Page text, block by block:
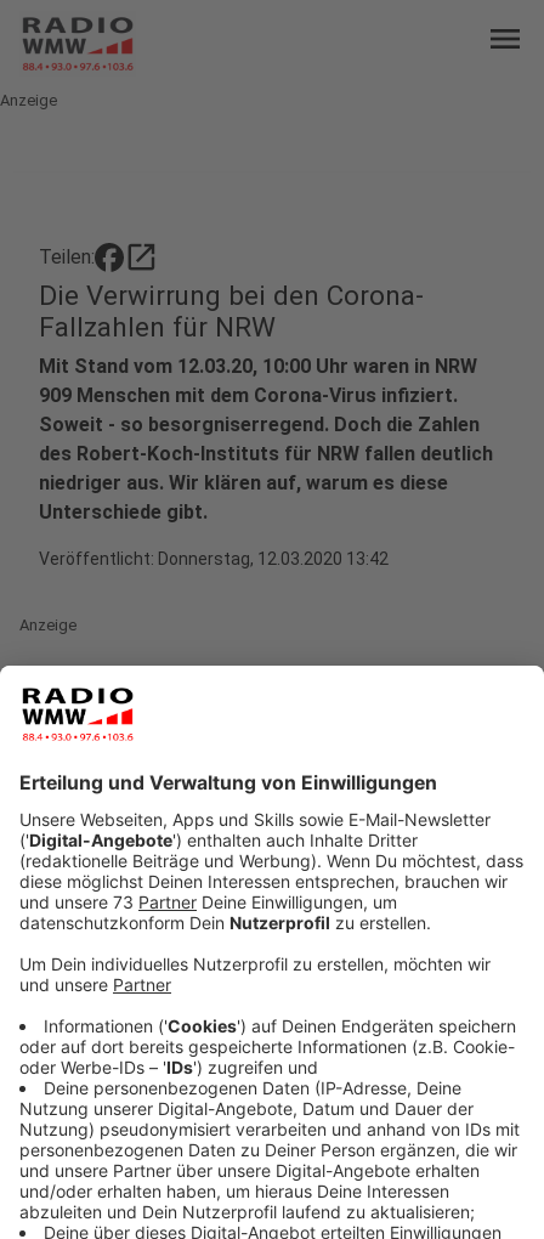
menu
Anzeige
Teilen: open_in_new
Die Verwirrung bei den Corona-
Fallzahlen für NRW
Mit Stand vom 12.03.20, 10:00 Uhr waren in NRW
909 Menschen mit dem Corona-Virus infiziert.
Soweit - so besorgniserregend. Doch die Zahlen
des Robert-Koch-Instituts für NRW fallen deutlich
niedriger aus. Wir klären auf, warum es diese
Unterschiede gibt.
Veröffentlicht: Donnerstag, 12.03.2020 13:42
Anzeige
Ursache für die großen Unterschiede bei den Angaben
zu den Corona-Fall-Zahlen ist die behördliche
Meldekette. Also der Weg, den die Meldungen über
positive Testergebnisse durch die einzelnen Behörden
und Institute geht. Diese Meldekette ist in den
Paragraphen 6,7 und 12 des
Infektionsschutzgesetzes (lfSG) bundesweit
geregelt.
Wird ein Patient positiv auf das Corona-Virus getestet,
müssen sowohl das betroffene Krankenhaus oder die
Arztpraxis als auch das testende Labor dieses
Testergebnis beim zuständigen Gesundheitsamt auf
kommunaler Ebene melden. Das Gesundheitsamt
meldet jeden Fall an die Landesmeldestelle und das
Kompetenzzentrum Infektionsschutz (KI NRW) beim
Landeszentrum für Gesundheit (LZG) mit Sitz in
Bochum. Dieses Landeszentrum verschafft sich einen
Überblick über die Lage in ganz Nordrhein-Westfalen.